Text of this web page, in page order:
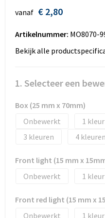
ICT
Landbouw
Reizen & recreatie
Scholen & Verenigingen
Sport
Huis, Tuin en Dier
Kantoor en
Geboorte, kinderen en
Landbouw
Paraplu's en regenkleding
Schrijfwaren
Sport en Recreatie
Bodywarmers en vesten
Broeken, rokken en jurken
Dekens, Fleecedekens en
Fluo - Veiligheid
Gebreide truien / Gilets
Kinderen
Kledingaccessoires
Eco gifts
Business gift SETS
Reizen & Recreatie
Sport
Scholen & Vereniging
Wellness en zorg
Zorg & Welzijn
vanaf € 2,80
Artikelnummer: MO8070-
Bekijk alle
1. Selecteer een
Box (25 mm x 70mm)
Onbewerkt
1
3
4
Front light (15 mm x
Onbewerkt
1
Front red light (15 mm x
Onbewerkt
1